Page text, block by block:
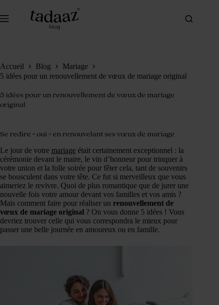
contenu
Accueil Blog
Mariage
5 idées pour un renouvellement de vœux de mariage original
5 idées pour un renouvellement de vœux de mariage
original
Se redire « oui » en renouvelant ses vœux de mariage
Le jour de votre mariage était certainement exceptionnel : la
cérémonie devant le maire, le vin d’honneur pour trinquer à
votre union et la folle soirée pour fêter cela, tant de souvenirs
se bousculent dans votre tête. Ce fut si merveilleux que vous
aimeriez le revivre. Quoi de plus romantique que de jurer une
nouvelle fois votre amour devant vos familles et vos amis ?
Mais comment faire pour réaliser un renouvellement de
vœux de mariage original ? On vous donne 5 idées ! Vous
devriez trouver celle qui vous correspondra le mieux pour
passer une belle journée en amoureux ou en famille.